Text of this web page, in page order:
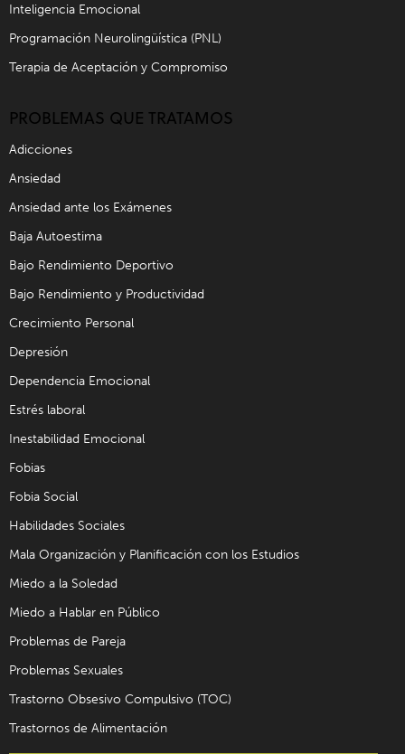
Inteligencia Emocional
Programación Neurolingüística (PNL)
Terapia de Aceptación y Compromiso
PROBLEMAS QUE TRATAMOS
Adicciones
Ansiedad
Ansiedad ante los Exámenes
Baja Autoestima
Bajo Rendimiento Deportivo
Bajo Rendimiento y Productividad
Crecimiento Personal
Depresión
Dependencia Emocional
Estrés laboral
Inestabilidad Emocional
Fobias
Fobia Social
Habilidades Sociales
Mala Organización y Planificación con los Estudios
Miedo a la Soledad
Miedo a Hablar en Público
Problemas de Pareja
Problemas Sexuales
Trastorno Obsesivo Compulsivo (TOC)
Trastornos de Alimentación